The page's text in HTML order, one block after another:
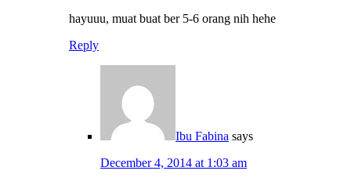
hayuuu, muat buat ber 5-6 orang nih hehe
Reply
Ibu Fabina says
December 4, 2014 at 1:03 am